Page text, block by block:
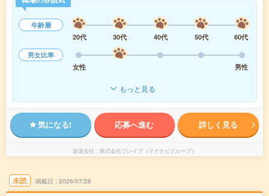
年齢層
20代
30代 40代 50代
60代
男女比率
女性
男性
もっと見る
気になる! 応募へ進む 詳しく見る
派遣会社 株式会社ブレイブ（マイナビグループ）
未読 掲載日 2026/07/26